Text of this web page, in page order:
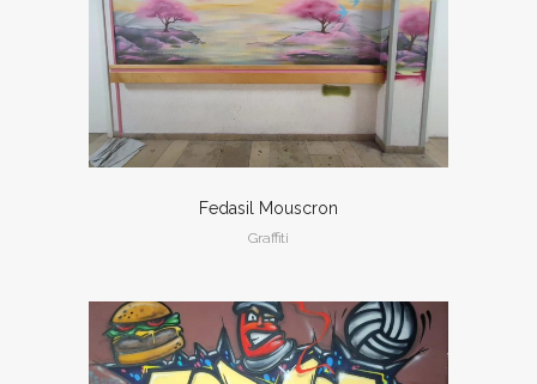
Fedasil Mouscron
Graffiti